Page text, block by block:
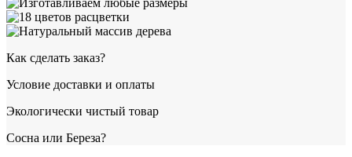
Как сделать заказ?
Условие доставки и оплаты
Экологически чистый товар
Сосна или Береза?